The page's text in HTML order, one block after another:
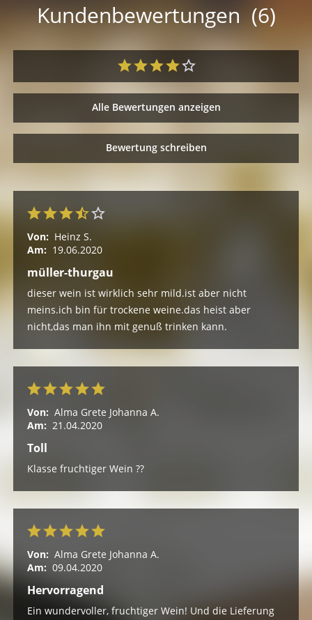
Kundenbewertungen (6)
Alle Bewertungen anzeigen
Bewertung schreiben
Von: Heinz S.
Am: 19.06.2020
müller-thurgau
dieser wein ist wirklich sehr mild.ist aber nicht
meins.ich bin für trockene weine.das heist aber
nicht,das man ihn mit genuß trinken kann.
Von: Alma Grete Johanna A.
Am: 21.04.2020
Toll
Klasse fruchtiger Wein ??
Von: Alma Grete Johanna A.
Am: 09.04.2020
Hervorragend
Ein wundervoller, fruchtiger Wein! Und die Lieferung